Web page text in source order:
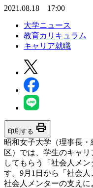
2021.08.18 17:00
大学ニュース
教育カリキュラム
キャリア就職
印刷する print
昭和女子大学（理事長
区）では、学生のキャ
してもらう「社会人メ
す。9月1日から「社会人
社会人メンターの支えに